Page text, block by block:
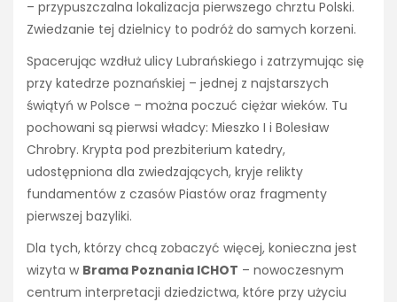
– przypuszczalna lokalizacja pierwszego chrztu Polski.
Zwiedzanie tej dzielnicy to podróż do samych korzeni.
Spacerując wzdłuż ulicy Lubrańskiego i zatrzymując się
przy katedrze poznańskiej – jednej z najstarszych
świątyń w Polsce – można poczuć ciężar wieków. Tu
pochowani są pierwsi władcy: Mieszko I i Bolesław
Chrobry. Krypta pod prezbiterium katedry,
udostępniona dla zwiedzających, kryje relikty
fundamentów z czasów Piastów oraz fragmenty
pierwszej bazyliki.
Dla tych, którzy chcą zobaczyć więcej, konieczna jest
wizyta w Brama Poznania ICHOT – nowoczesnym
centrum interpretacji dziedzictwa, które przy użyciu